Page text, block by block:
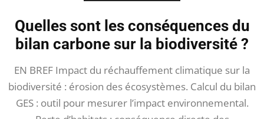
Quelles sont les conséquences du
bilan carbone sur la biodiversité ?
EN BREF Impact du réchauffement climatique sur la
biodiversité : érosion des écosystèmes. Calcul du bilan
GES : outil pour mesurer l’impact environnemental.